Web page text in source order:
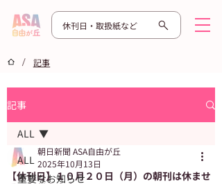
休刊日・取扱紙など
/ 記事
記事
ALL
重要なお知らせ
ALL
【休刊日】１０月２０日（月）の朝刊は休ませ
朝日新聞 ASA自由が丘
2025年10月13日